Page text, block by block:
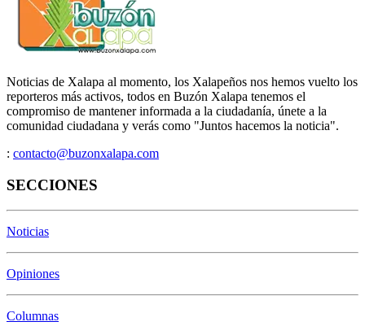
Noticias de Xalapa al momento, los Xalapeños nos hemos vuelto los
reporteros más activos, todos en Buzón Xalapa tenemos el
compromiso de mantener informada a la ciudadanía, únete a la
comunidad ciudadana y verás como "Juntos hacemos la noticia".
: contacto@buzonxalapa.com
SECCIONES
Noticias
Opiniones
Columnas